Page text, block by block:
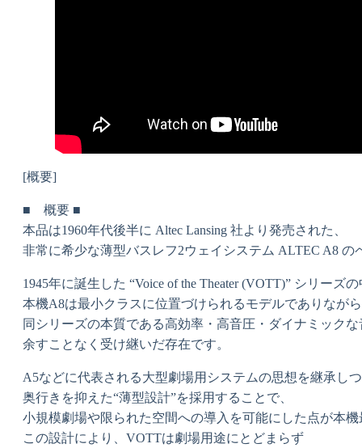
[概要]
■ 概要 ■
本品は1960年代後半に Altec Lansing 社より発売された、
非常に希少な薄型バスレフ2ウェイシステム ALTEC A8 の
1945年に誕生した “Voice of the Theater (VOTT)” シリーズ
本機A8は最小クラスに位置づけられるモデルでありなが
同シリーズの本質である高効率・高音圧・ダイナミック
余すことなく受け継いだ存在です。
A5などに代表される大型劇場用システムの思想を継承し
奥行きを抑えた“薄型設計”を採用することで、
小規模劇場や限られた空間への導入を可能にした点が本
この設計により、VOTTは劇場用途にとどまらず